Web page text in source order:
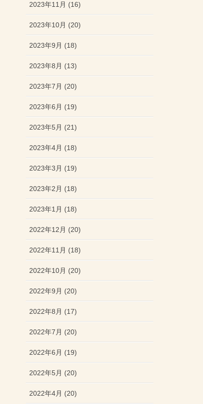
2023年11月 (16)
2023年10月 (20)
2023年9月 (18)
2023年8月 (13)
2023年7月 (20)
2023年6月 (19)
2023年5月 (21)
2023年4月 (18)
2023年3月 (19)
2023年2月 (18)
2023年1月 (18)
2022年12月 (20)
2022年11月 (18)
2022年10月 (20)
2022年9月 (20)
2022年8月 (17)
2022年7月 (20)
2022年6月 (19)
2022年5月 (20)
2022年4月 (20)